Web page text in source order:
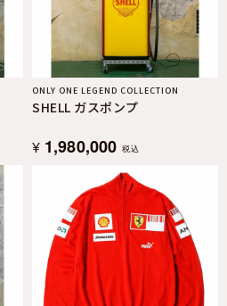
ONLY ONE LEGEND COLLECTION
SHELL ガスポンプ
¥ 1,980,000 税込